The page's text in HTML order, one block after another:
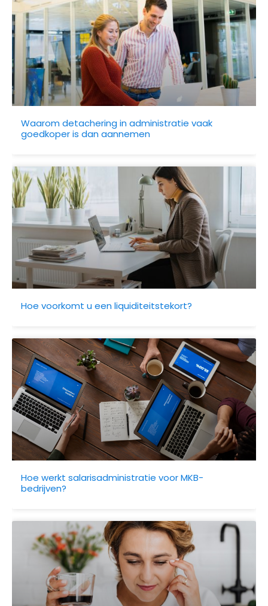
Waarom detachering in administratie vaak
goedkoper is dan aannemen
Hoe voorkomt u een liquiditeitstekort?
Hoe werkt salarisadministratie voor MKB-
bedrijven?